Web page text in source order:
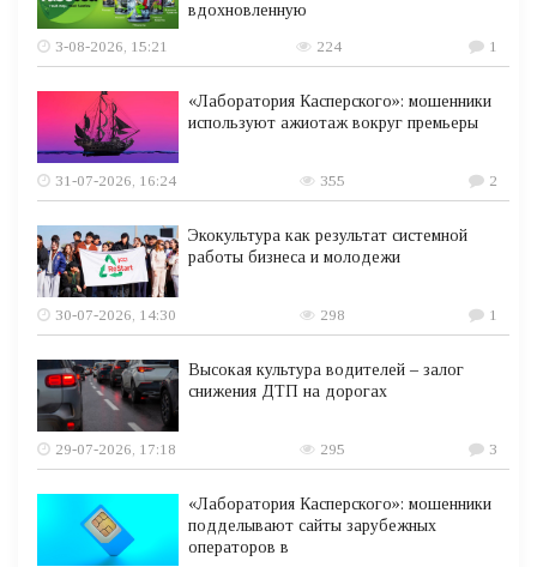
вдохновленную
3-08-2026, 15:21
224 1
«Лаборатория Касперского»: мошенники
используют ажиотаж вокруг премьеры
31-07-2026, 16:24 355 2
Экокультура как результат системной
работы бизнеса и молодежи
30-07-2026, 14:30 298 1
Высокая культура водителей – залог
снижения ДТП на дорогах
29-07-2026, 17:18 295 3
«Лаборатория Касперского»: мошенники
подделывают сайты зарубежных
операторов в